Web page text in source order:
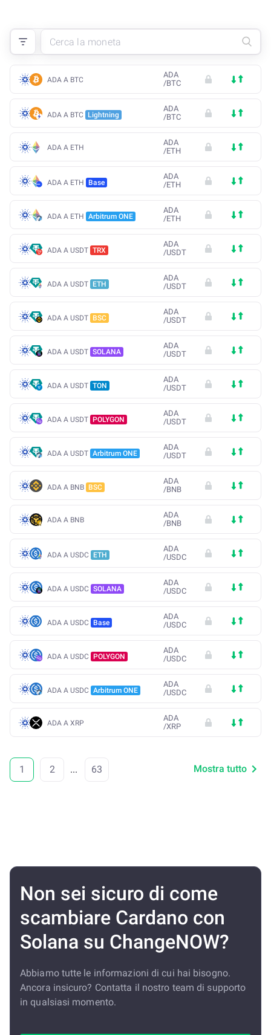
ADA A BTC
ADA
/BTC
ADA A BTC Lightning
ADA
/BTC
ADA A ETH
ADA
/ETH
ADA A ETH Base
ADA
/ETH
ADA A ETH Arbitrum ONE
ADA
/ETH
ADA A USDT TRX
ADA
/USDT
ADA A USDT ETH
ADA
/USDT
ADA A USDT BSC
ADA
/USDT
ADA A USDT SOLANA
ADA
/USDT
ADA A USDT TON
ADA
/USDT
ADA A USDT POLYGON
ADA
/USDT
ADA A USDT Arbitrum ONE
ADA
/USDT
ADA A BNB BSC
ADA
/BNB
ADA A BNB
ADA
/BNB
ADA A USDC ETH
ADA
/USDC
ADA A USDC SOLANA
ADA
/USDC
ADA A USDC Base
ADA
/USDC
ADA A USDC POLYGON
ADA
/USDC
ADA A USDC Arbitrum ONE
ADA
/USDC
ADA A XRP
ADA
/XRP
1 2 ... 63 Mostra tutto
Non sei sicuro di come
scambiare Cardano con
Solana su ChangeNOW?
Abbiamo tutte le informazioni di cui hai bisogno.
Ancora insicuro? Contatta il nostro team di supporto
in qualsiasi momento.